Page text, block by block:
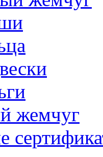
жемчуг